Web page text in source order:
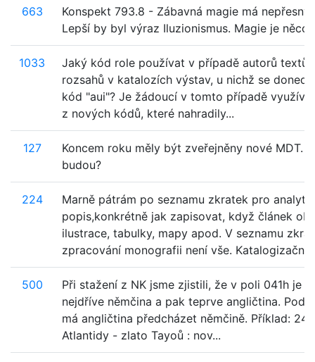
663
Konspekt 793.8 - Zábavná magie má nepřesný
Lepší by byl výraz Iluzionismus. Magie je něco
1033
Jaký kód role používat v případě autorů textů
rozsahů v katalozích výstav, u nichž se
kód "aui"? Je žádoucí v tomto případě
z nových kódů, které nahradily...
127
Koncem roku měly být zveřejněny nové MDT.
budou?
224
Marně pátrám po seznamu zkratek pro
popis,konkrétně jak zapisovat, když článek
ilustrace, tabulky, mapy apod. V seznamu
zpracování monografii není vše. Katalogizační
500
Při stažení z NK jsme zjistili, že v poli 041h je
nejdříve němčina a pak teprve angličtina.
má angličtina předcházet němčině. Příklad:
Atlantidy - zlato Tayoů : nov...